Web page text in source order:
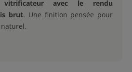
vitrificateur avec le rendu
brut. Une finition pensée pour